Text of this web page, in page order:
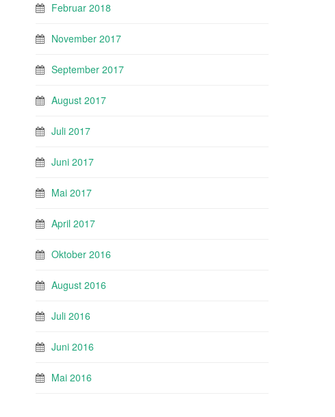
Februar 2018
November 2017
September 2017
August 2017
Juli 2017
Juni 2017
Mai 2017
April 2017
Oktober 2016
August 2016
Juli 2016
Juni 2016
Mai 2016